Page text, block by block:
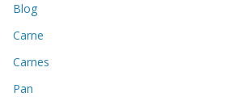
Blog
Carne
Carnes
Pan